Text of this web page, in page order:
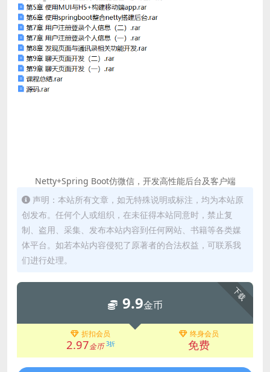
Netty+Spring Boot仿微信，开发高性能后台及客户端
声明：本站所有文章，如无特殊说明或标注，均为本站原
创发布。任何个人或组织，在未征得本站同意时，禁止复
制、盗用、采集、发布本站内容到任何网站、书籍等各类媒
体平台。如若本站内容侵犯了原著者的合法权益，可联系我
们进行处理。
下载
9.9金币
折扣会员
2.97金币 3折
终身会员
免费